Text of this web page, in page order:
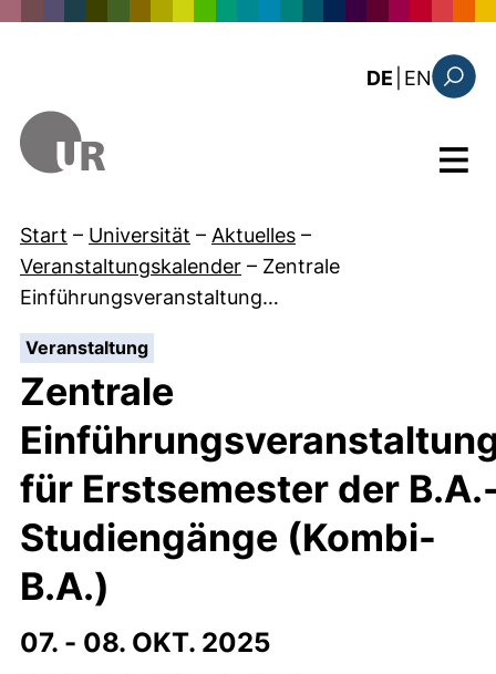
DE EN: the
Menü
Start – Universität – Aktuelles –
Veranstaltungskalender – Zentrale
Einführungsveranstaltung…
Veranstaltung:
Zentrale
für Erstsemester der
Studiengänge (Kombi-
B.A.)
07. - 08. OKT. 2025